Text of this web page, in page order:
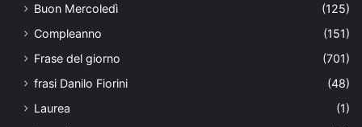
Buon Mercoledì
(125)
Compleanno
(151)
Frase del giorno
(701)
frasi Danilo Fiorini
(48)
Laurea
(1)